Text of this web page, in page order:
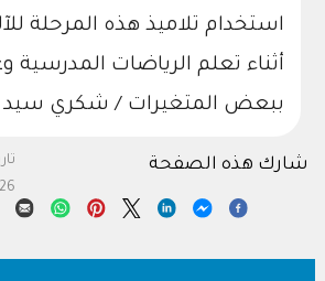
استخدام تلاميذ هذه المرحلة
أثناء تعلم الرياضات المدرسية
ببعض المتغيرات / شكري سيد
شارك هذه الصفحة